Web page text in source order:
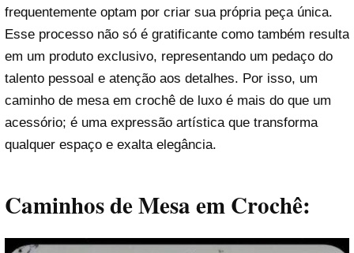
frequentemente optam por criar sua própria peça única.
Esse processo não só é gratificante como também resulta
em um produto exclusivo, representando um pedaço do
talento pessoal e atenção aos detalhes. Por isso, um
caminho de mesa em crochê de luxo é mais do que um
acessório; é uma expressão artística que transforma
qualquer espaço e exalta elegância.
Caminhos de Mesa em Crochê: